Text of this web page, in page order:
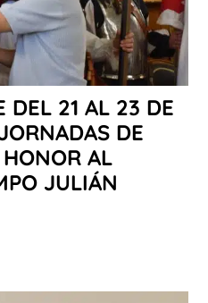
DEL 21 AL 23 DE
DE
AL
JULIÁN